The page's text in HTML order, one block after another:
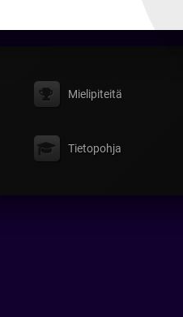
Mielipiteitä
Tietopohja